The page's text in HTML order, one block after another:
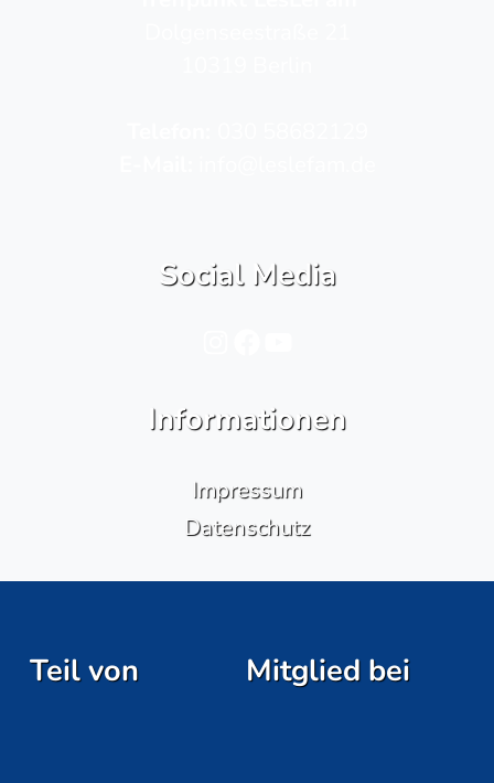
Social Media
Informationen
Impressum
Datenschutz
Teil von Mitglied bei